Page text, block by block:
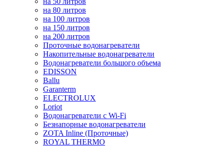
на 80 литров
на 100 литров
на 150 литров
на 200 литров
Проточные водонагреватели
Накопительные водонагреватели
Водонагреватели большого объема
EDISSON
Ballu
Garanterm
ELECTROLUX
Loriot
Водонагреватели с Wi-Fi
Безнапорные водонагреватели
ZOTA Inline (Проточные)
ROYAL THERMO